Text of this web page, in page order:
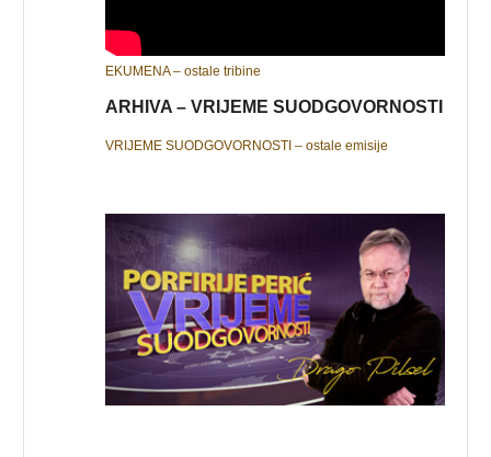
EKUMENA – ostale tribine
ARHIVA – VRIJEME SUODGOVORNOSTI
VRIJEME SUODGOVORNOSTI – ostale emisije